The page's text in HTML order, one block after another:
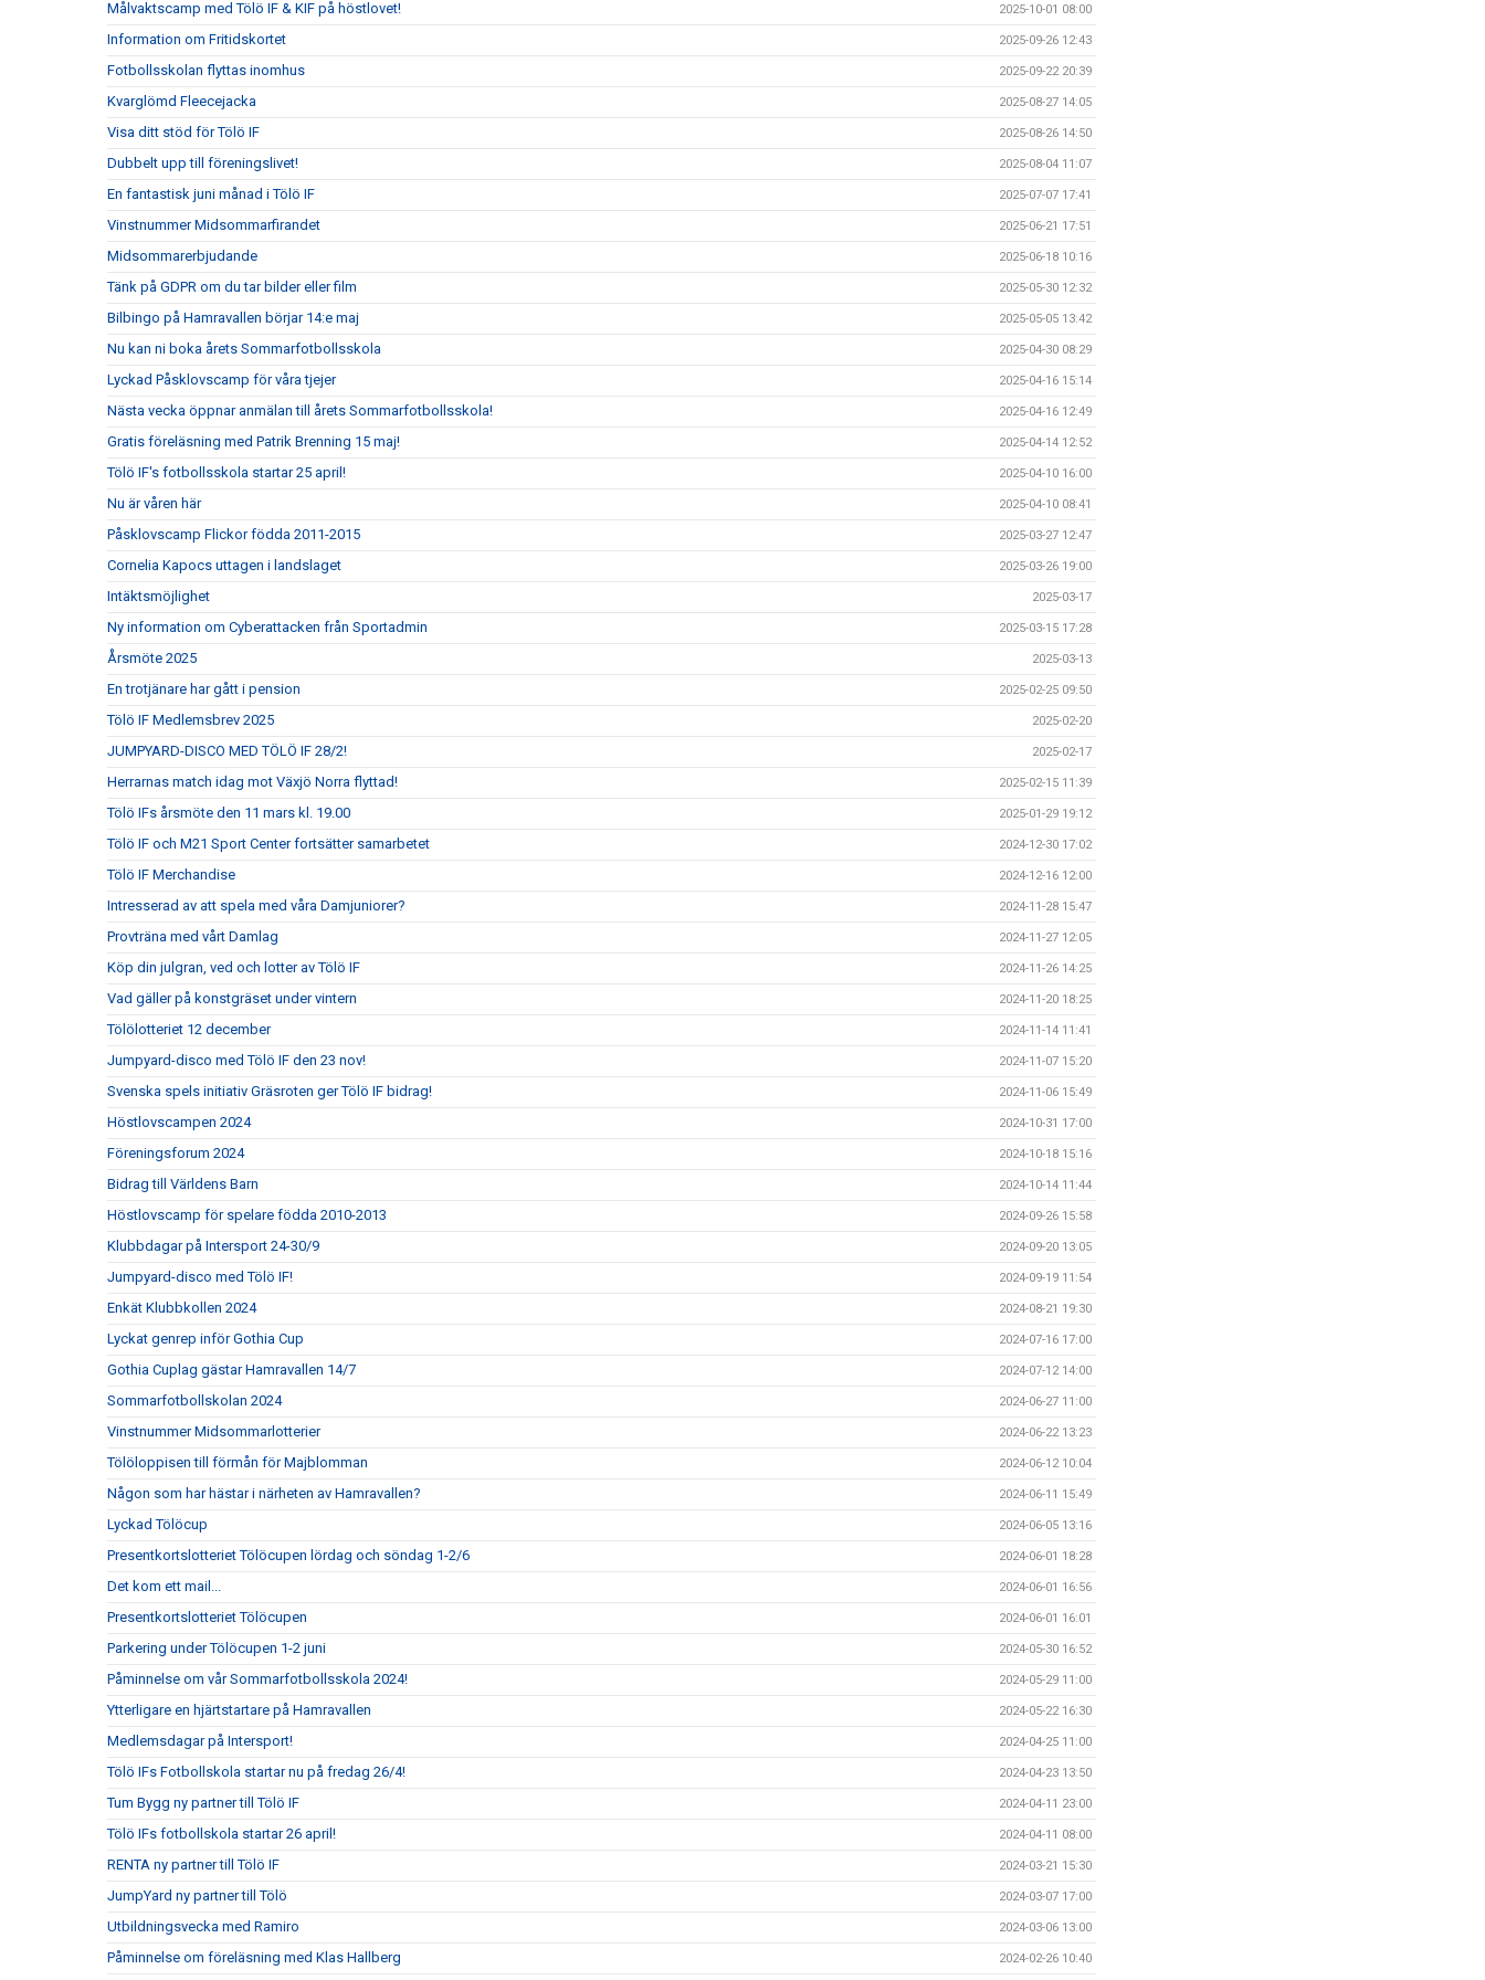
Målvaktscamp med Tölö IF & KIF på höstlovet! 2025-10-01 08:00
Information om Fritidskortet 2025-09-26 12:43
Fotbollsskolan flyttas inomhus 2025-09-22 20:39
Kvarglömd Fleecejacka 2025-08-27 14:05
Visa ditt stöd för Tölö IF 2025-08-26 14:50
Dubbelt upp till föreningslivet! 2025-08-04 11:07
En fantastisk juni månad i Tölö IF 2025-07-07 17:41
Vinstnummer Midsommarfirandet 2025-06-21 17:51
Midsommarerbjudande 2025-06-18 10:16
Tänk på GDPR om du tar bilder eller film 2025-05-30 12:32
Bilbingo på Hamravallen börjar 14:e maj 2025-05-05 13:42
Nu kan ni boka årets Sommarfotbollsskola 2025-04-30 08:29
Lyckad Påsklovscamp för våra tjejer 2025-04-16 15:14
Nästa vecka öppnar anmälan till årets Sommarfotbollsskola! 2025-04-16 12:49
Gratis föreläsning med Patrik Brenning 15 maj! 2025-04-14 12:52
Tölö IF's fotbollsskola startar 25 april! 2025-04-10 16:00
Nu är våren här 2025-04-10 08:41
Påsklovscamp Flickor födda 2011-2015 2025-03-27 12:47
Cornelia Kapocs uttagen i landslaget 2025-03-26 19:00
Intäktsmöjlighet 2025-03-17
Ny information om Cyberattacken från Sportadmin 2025-03-15 17:28
Årsmöte 2025 2025-03-13
En trotjänare har gått i pension 2025-02-25 09:50
Tölö IF Medlemsbrev 2025 2025-02-20
JUMPYARD-DISCO MED TÖLÖ IF 28/2! 2025-02-17
Herrarnas match idag mot Växjö Norra flyttad! 2025-02-15 11:39
Tölö IFs årsmöte den 11 mars kl. 19.00 2025-01-29 19:12
Tölö IF och M21 Sport Center fortsätter samarbetet 2024-12-30 17:02
Tölö IF Merchandise 2024-12-16 12:00
Intresserad av att spela med våra Damjuniorer? 2024-11-28 15:47
Provträna med vårt Damlag 2024-11-27 12:05
Köp din julgran, ved och lotter av Tölö IF 2024-11-26 14:25
Vad gäller på konstgräset under vintern 2024-11-20 18:25
Tölölotteriet 12 december 2024-11-14 11:41
Jumpyard-disco med Tölö IF den 23 nov! 2024-11-07 15:20
Svenska spels initiativ Gräsroten ger Tölö IF bidrag! 2024-11-06 15:49
Höstlovscampen 2024 2024-10-31 17:00
Föreningsforum 2024 2024-10-18 15:16
Bidrag till Världens Barn 2024-10-14 11:44
Höstlovscamp för spelare födda 2010-2013 2024-09-26 15:58
Klubbdagar på Intersport 24-30/9 2024-09-20 13:05
Jumpyard-disco med Tölö IF! 2024-09-19 11:54
Enkät Klubbkollen 2024 2024-08-21 19:30
Lyckat genrep inför Gothia Cup 2024-07-16 17:00
Gothia Cuplag gästar Hamravallen 14/7 2024-07-12 14:00
Sommarfotbollskolan 2024 2024-06-27 11:00
Vinstnummer Midsommarlotterier 2024-06-22 13:23
Tölöloppisen till förmån för Majblomman 2024-06-12 10:04
Någon som har hästar i närheten av Hamravallen? 2024-06-11 15:49
Lyckad Tölöcup 2024-06-05 13:16
Presentkortslotteriet Tölöcupen lördag och söndag 1-2/6 2024-06-01 18:28
Det kom ett mail... 2024-06-01 16:56
Presentkortslotteriet Tölöcupen 2024-06-01 16:01
Parkering under Tölöcupen 1-2 juni 2024-05-30 16:52
Påminnelse om vår Sommarfotbollsskola 2024! 2024-05-29 11:00
Ytterligare en hjärtstartare på Hamravallen 2024-05-22 16:30
Medlemsdagar på Intersport! 2024-04-25 11:00
Tölö IFs Fotbollskola startar nu på fredag 26/4! 2024-04-23 13:50
Tum Bygg ny partner till Tölö IF 2024-04-11 23:00
Tölö IFs fotbollskola startar 26 april! 2024-04-11 08:00
RENTA ny partner till Tölö IF 2024-03-21 15:30
JumpYard ny partner till Tölö 2024-03-07 17:00
Utbildningsvecka med Ramiro 2024-03-06 13:00
Påminnelse om föreläsning med Klas Hallberg 2024-02-26 10:40